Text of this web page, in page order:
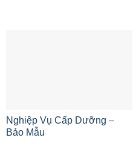
Nghiệp Vụ Cấp Dưỡng –
Bảo Mẫu